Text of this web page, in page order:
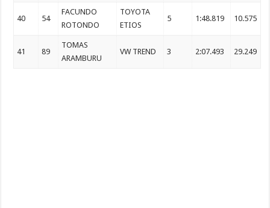
40 54
FACUNDO
ROTONDO
TOYOTA
ETIOS
5 1:48.819 10.575
41 89
TOMAS
ARAMBURU
VW TREND 3 2:07.493 29.249